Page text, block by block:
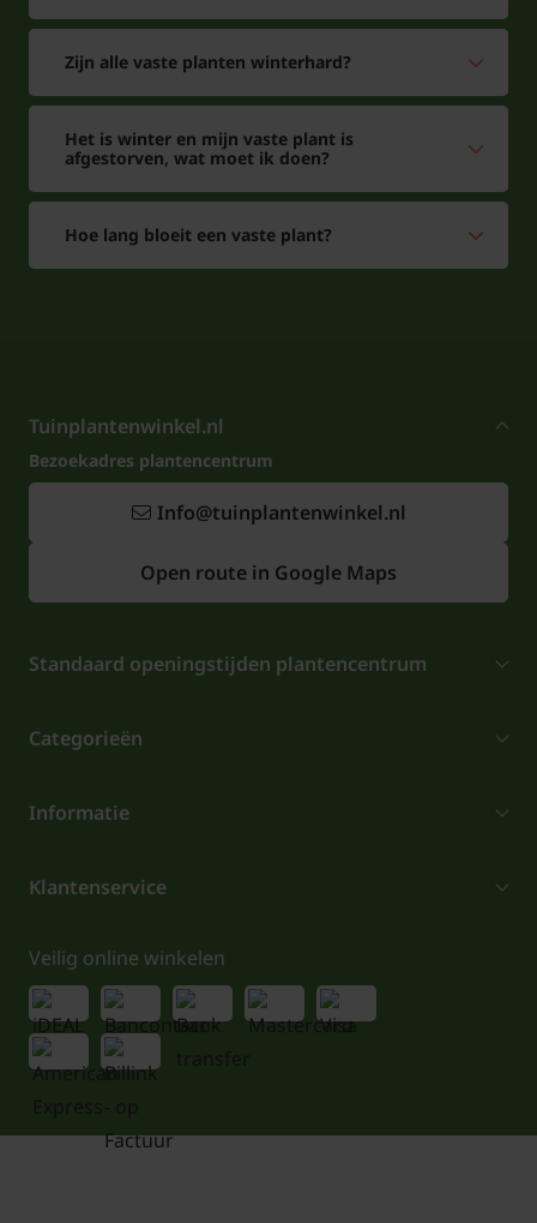
onderhouden
Aan onderhoud hebt u weinig werk, want
Epimedium pubigerum 'Orangekönigin' is
onderhoudsarm en vereist slechts een jaarlijkse
snoeibeurt in de vroege lente, vlak voordat de
nieuwe bloemstengels verschijnen (meestal aan het
eind van de winter of heel vroeg in het voorjaar). Een
tip voor de zomer: geef in warme, droge periodes
Wordt de beplanting na verloop van tijd erg dicht,
dan delen mogelijk maken. Til in het voorjaar een
stuk van de pol op, deel deze met een spade en
plant de delen op een andere schaduwrijke plek uit.
Epimedium pubigerum ‘Orangekönigin’ groeit rustig
en is daarmee een fijne, betrouwbare
Zijn alle vaste planten winterhard?
Het is winter en mijn vaste plant is
afgestorven, wat moet ik doen?
Hoe lang bloeit een vaste plant?
Tuinplantenwinkel.nl
Bezoekadres plantencentrum
Info@tuinplantenwinkel.nl
Open route in Google Maps
Standaard openingstijden plantencentrum
Categorieën
Informatie
Klantenservice
Veilig online winkelen